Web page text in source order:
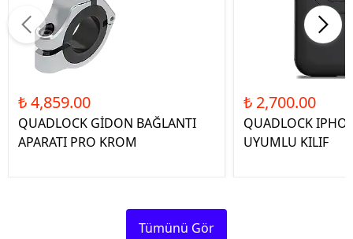
₺ 4,859.00
QUADLOCK GİDON BAĞLANTI
APARATI PRO KROM
₺ 2,700.00
QUADLOCK
UYUMLU KILIF
Tümünü Gör